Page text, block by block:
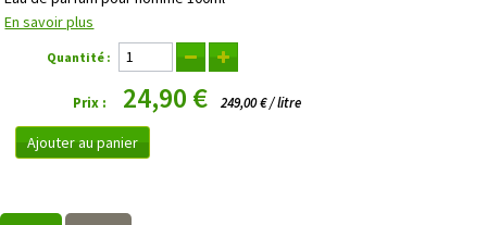
En savoir plus
Quantité :
Prix : 24,90 € 249,00 € / litre
Ajouter au panier